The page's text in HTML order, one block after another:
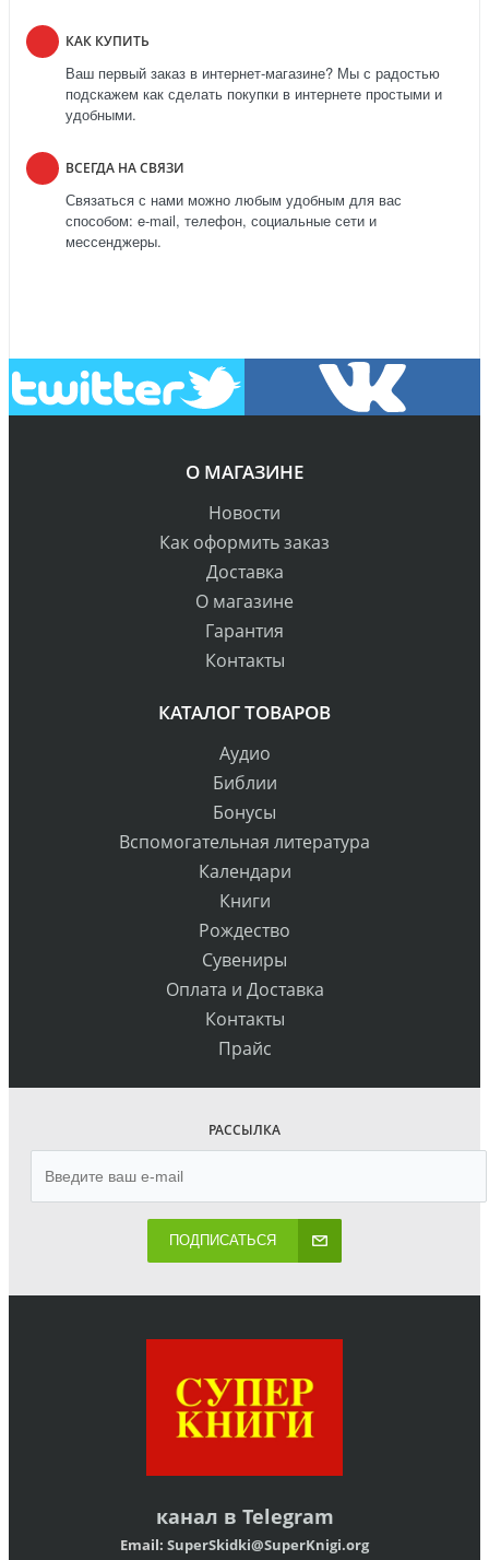
КАК КУПИТЬ
Ваш первый заказ в интернет-магазине? Мы с радостью
подскажем как сделать покупки в интернете простыми и
удобными.
ВСЕГДА НА СВЯЗИ
Связаться с нами можно любым удобным для вас
способом: e-mail, телефон, социальные сети и
мессенджеры.
О МАГАЗИНЕ
Новости
Как оформить заказ
Доставка
О магазине
Гарантия
Контакты
КАТАЛОГ ТОВАРОВ
Аудио
Библии
Бонусы
Вспомогательная литература
Календари
Книги
Рождество
Сувениры
Оплата и Доставка
Контакты
Прайс
РАССЫЛКА
ПОДПИСАТЬСЯ
канал в Telegram
Email: SuperSkidki@SuperKnigi.org